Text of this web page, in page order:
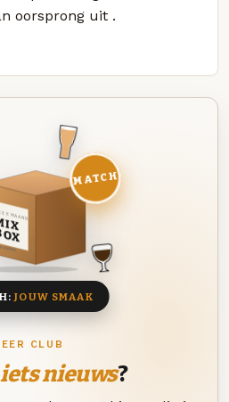
oorsprong uit .
CLUB
iets nieuws?
MAAND
8 BIEREN
MATCH
JOUW SMAAK